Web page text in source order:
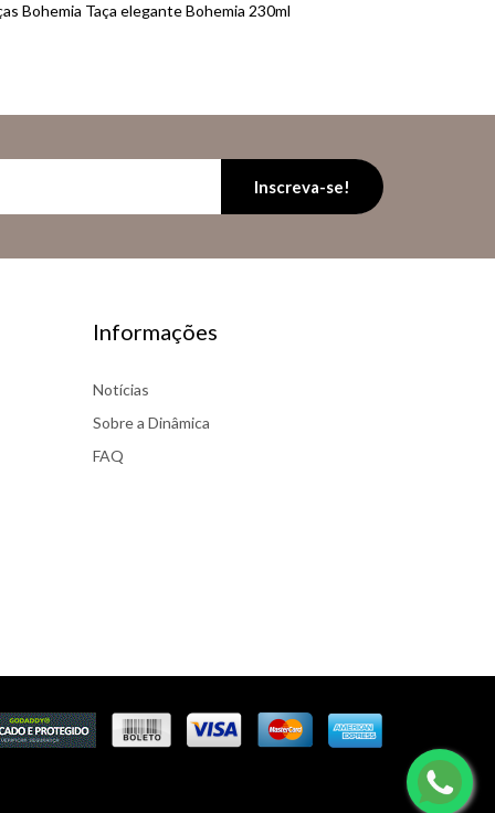
Bohemia Taça elegante Bohemia 230ml
Inscreva-se!
Informações
Notícias
Sobre a Dinâmica
FAQ